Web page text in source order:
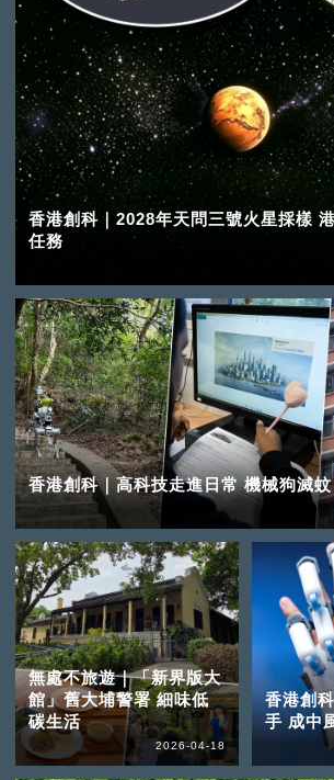
香港創科｜2028年天問三號火星採樣
任務
香港創科｜高科技走進日常 機械狗滅
無處不旅遊｜「新界版大
館」舊大埔警署 細味低
碳生活
2026-04-18
香港創
手 成中